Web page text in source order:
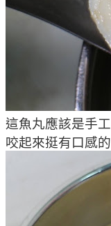
這魚丸應該是手
咬起來挺有口感的